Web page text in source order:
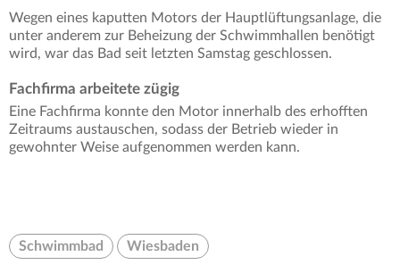
Wegen eines kaputten Motors der Hauptlüftungsanlage, die
unter anderem zur Beheizung der Schwimmhallen benötigt
wird, war das Bad seit letzten Samstag geschlossen.
Fachfirma arbeitete zügig
Eine Fachfirma konnte den Motor innerhalb des erhofften
Zeitraums austauschen, sodass der Betrieb wieder in
gewohnter Weise aufgenommen werden kann.
Schwimmbad Wiesbaden